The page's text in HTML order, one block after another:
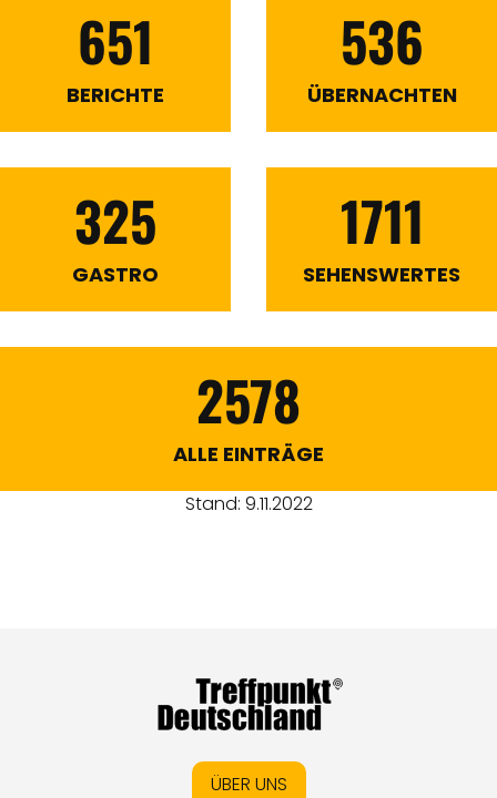
651
BERICHTE
536
ÜBERNACHTEN
325
GASTRO
1711
SEHENSWERTES
2578
ALLE EINTRÄGE
Stand: 9.11.2022
ÜBER UNS